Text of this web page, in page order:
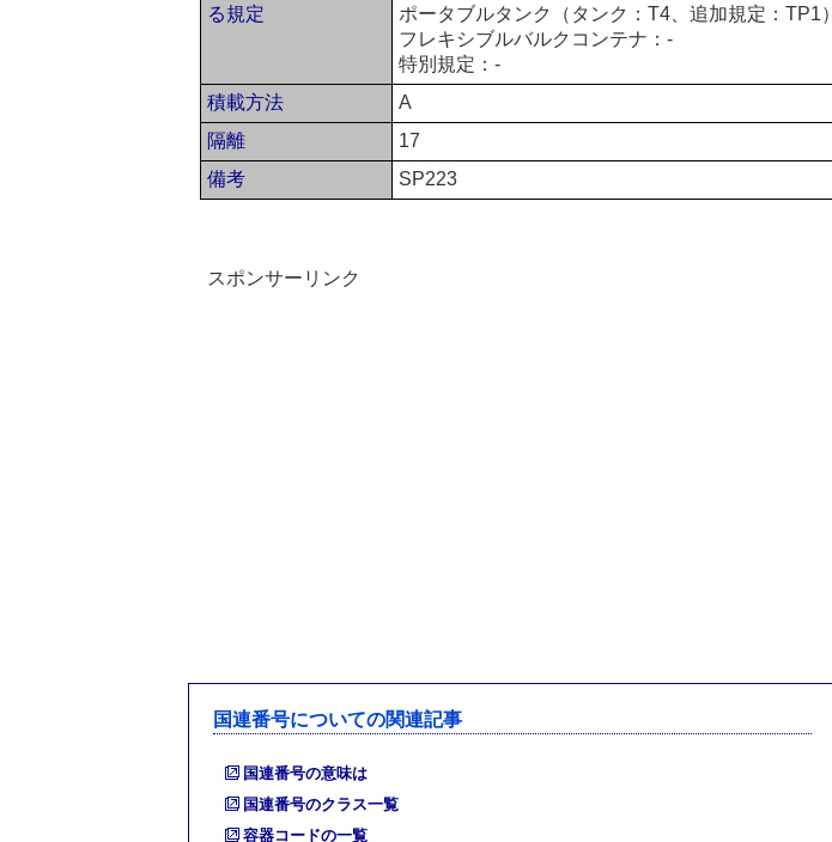
る規定
ポータブルタンク（タンク：T4、追加規定：TP1）
フレキシブルバルクコンテナ：-
特別規定：-
積載方法
A
隔離
17
備考
SP223
スポンサーリンク
国連番号についての関連記事
国連番号の意味は
国連番号のクラス一覧
容器コードの一覧